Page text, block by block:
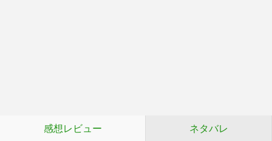
感想レビュー ネタバレ